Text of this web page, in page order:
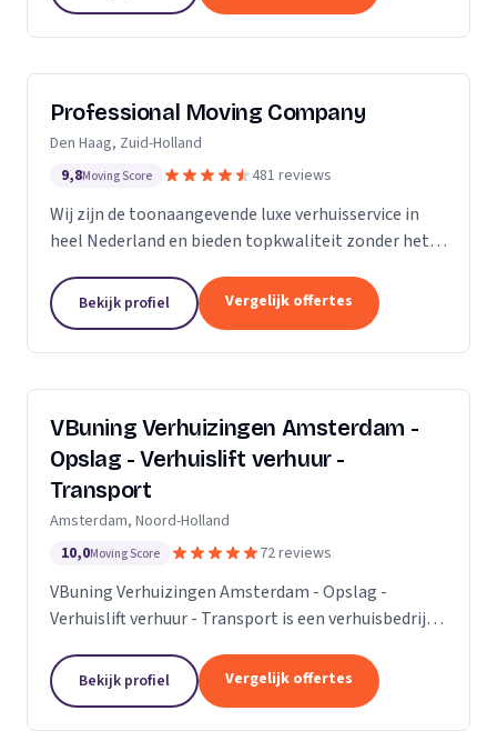
monteren tot transport en tijdelijke opslag — u
kunt op ons rekenen. Met onze professionele
Professional Moving Company
Den Haag, Zuid-Holland
9,8Moving Score 481 reviews
Wij zijn de toonaangevende luxe verhuisservice in
heel Nederland en bieden topkwaliteit zonder het
verhuisproces te transformeren in een naadloze en...
Bekijk profiel Vergelijk offertes
VBuning Verhuizingen Amsterdam -
Opslag - Verhuislift verhuur -
Transport
Amsterdam, Noord-Holland
10,0Moving Score 72 reviews
VBuning Verhuizingen Amsterdam - Opslag -
Verhuislift verhuur - Transport is een verhuisbedrijf
Bekijk profiel Vergelijk offertes